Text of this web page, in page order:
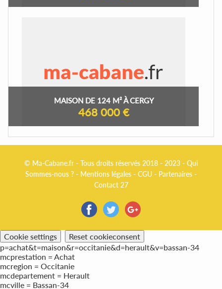
MAISON DE 124 M² À CERGY
468 000 €
© Ma-Cabane.fr - Tous droits réservés 2018 - 2023 - Qui
Sommes-nous ? - Mentions légales - CGU - Partenaires -
Contact 27
Cookie settings
Reset cookieconsent
p=achat&t=maison&r=occitanie&d=herault&v=bassan-34
mcprestation = Achat
mcregion = Occitanie
mcdepartement = Herault
mcville = Bassan-34